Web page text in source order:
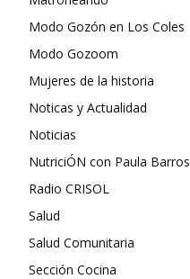
Modo Gozón en Los Coles
Modo Gozoom
Mujeres de la historia
Noticas y Actualidad
Noticias
NutriciÓN con Paula Barros
Radio CRISOL
Salud
Salud Comunitaria
Sección Cocina